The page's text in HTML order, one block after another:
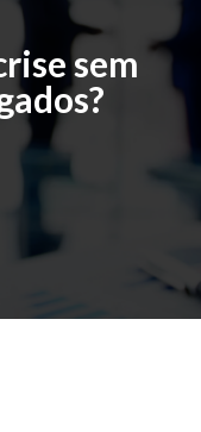
sem